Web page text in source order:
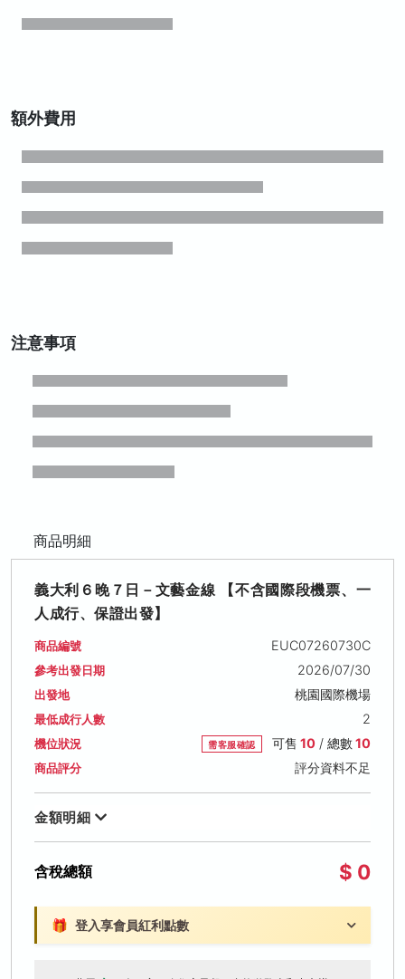
額外費用
注意事項
商品明細
義大利６晚７日－文藝金線 【不含國際段機票、一
人成行、保證出發】
商品編號 EUC07260730C
參考出發日期 2026/07/30
出發地 桃園國際機場
最低成行人數 2
機位狀況 需客服確認 可售 10/ 總數10
商品評分 評分資料不足
金額明細
含稅總額 $ 0
🎁 登入享會員紅利點數